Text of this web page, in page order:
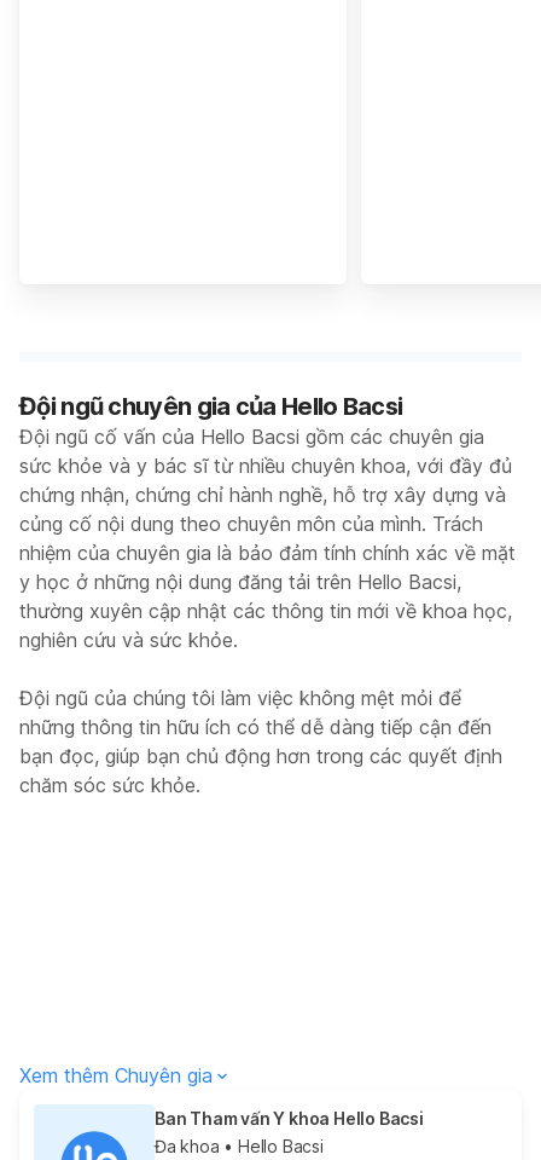
Đội ngũ chuyên gia của Hello Bacsi
Đội ngũ cố vấn của Hello Bacsi gồm các chuyên gia
sức khỏe và y bác sĩ từ nhiều chuyên khoa, với đầy đủ
chứng nhận, chứng chỉ hành nghề, hỗ trợ xây dựng và
củng cố nội dung theo chuyên môn của mình. Trách
nhiệm của chuyên gia là bảo đảm tính chính xác về mặt
y học ở những nội dung đăng tải trên Hello Bacsi,
thường xuyên cập nhật các thông tin mới về khoa học,
nghiên cứu và sức khỏe.
Đội ngũ của chúng tôi làm việc không mệt mỏi để
những thông tin hữu ích có thể dễ dàng tiếp cận đến
bạn đọc, giúp bạn chủ động hơn trong các quyết định
chăm sóc sức khỏe.
Xem thêm Chuyên gia
Ban Tham vấn Y khoa Hello Bacsi
Đa khoa • Hello Bacsi